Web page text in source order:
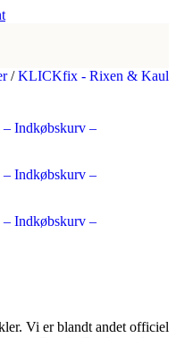
/ KLICKfix - Rixen & Kaul
Vi er blandt andet officiel